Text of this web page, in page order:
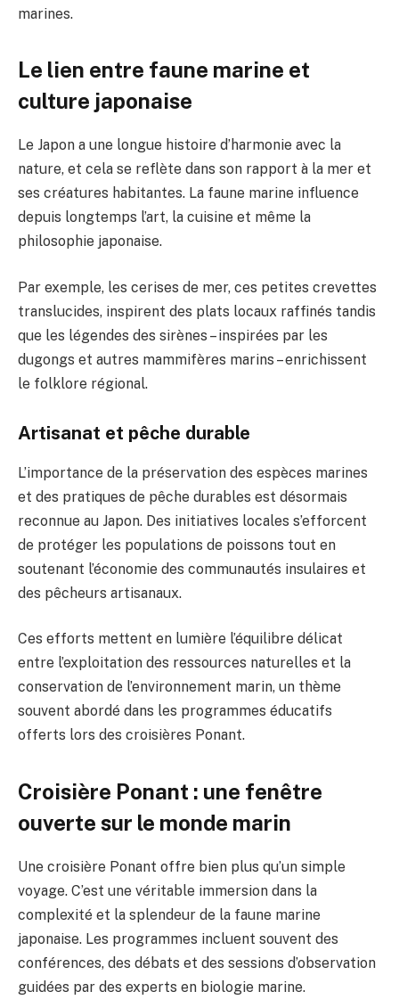
marines.
Le lien entre faune marine et
culture japonaise
Le Japon a une longue histoire d’harmonie avec la
nature, et cela se reflète dans son rapport à la mer et
ses créatures habitantes. La faune marine influence
depuis longtemps l’art, la cuisine et même la
philosophie japonaise.
Par exemple, les cerises de mer, ces petites crevettes
translucides, inspirent des plats locaux raffinés tandis
que les légendes des sirènes – inspirées par les
dugongs et autres mammifères marins – enrichissent
le folklore régional.
Artisanat et pêche durable
L’importance de la préservation des espèces marines
et des pratiques de pêche durables est désormais
reconnue au Japon. Des initiatives locales s’efforcent
de protéger les populations de poissons tout en
soutenant l’économie des communautés insulaires et
des pêcheurs artisanaux.
Ces efforts mettent en lumière l’équilibre délicat
entre l’exploitation des ressources naturelles et la
conservation de l’environnement marin, un thème
souvent abordé dans les programmes éducatifs
offerts lors des croisières Ponant.
Croisière Ponant : une fenêtre
ouverte sur le monde marin
Une croisière Ponant offre bien plus qu’un simple
voyage. C’est une véritable immersion dans la
complexité et la splendeur de la faune marine
japonaise. Les programmes incluent souvent des
conférences, des débats et des sessions d’observation
guidées par des experts en biologie marine.